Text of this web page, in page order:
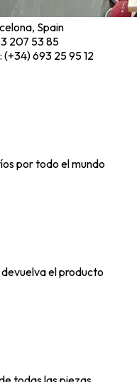
Spain
207 53 85
693 25 95 12
por todo el mundo
el producto